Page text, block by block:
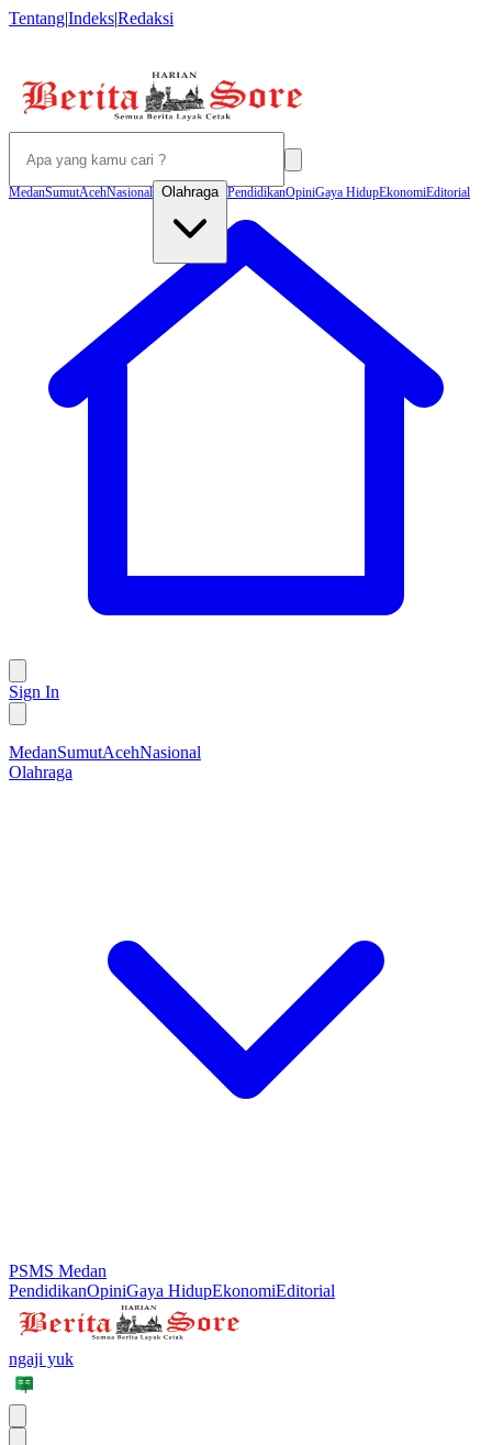
Tentang|Indeks|Redaksi
MedanSumutAcehNasional Olahraga PendidikanOpiniGaya HidupEkonomiEditorial
Sign In
MedanSumutAcehNasional
Olahraga
PSMS Medan
PendidikanOpiniGaya HidupEkonomiEditorial
ngaji yuk